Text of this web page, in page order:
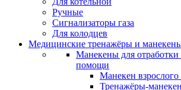
Ручные
Сигнализаторы газа
Для колодцев
Медицинские тренажёры и
Манекены для
помощи
Манекен
Тренажёры-